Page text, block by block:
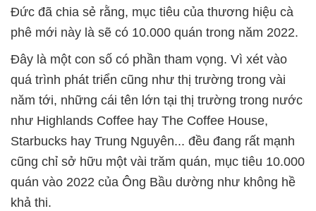
Đức đã chia sẻ rằng, mục tiêu của thương hiệu cà
phê mới này là sẽ có 10.000 quán trong năm 2022.
Đây là một con số có phần tham vọng. Vì xét vào
quá trình phát triển cũng như thị trường trong vài
năm tới, những cái tên lớn tại thị trường trong nước
như Highlands Coffee hay The Coffee House,
Starbucks hay Trung Nguyên... đều đang rất mạnh
cũng chỉ sở hữu một vài trăm quán, mục tiêu 10.000
quán vào 2022 của Ông Bầu dường như không hề
khả thi.